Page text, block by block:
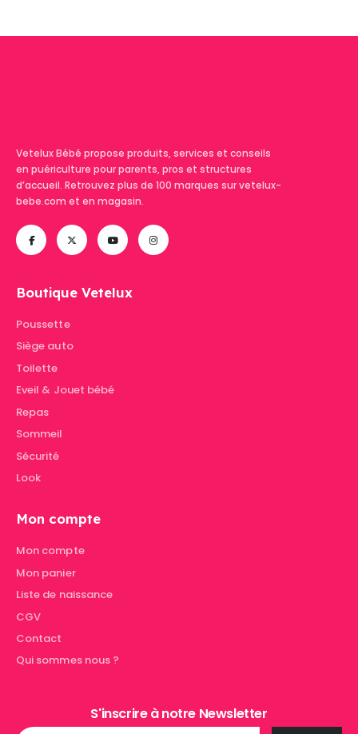
Vetelux Bébé propose produits, services et conseils
en puériculture pour parents, pros et structures
d’accueil. Retrouvez plus de 100 marques sur vetelux-
bebe.com et en magasin.
Boutique Vetelux
Poussette
Siège auto
Toilette
Eveil & Jouet bébé
Repas
Sommeil
Sécurité
Look
Mon compte
Mon compte
Mon panier
Liste de naissance
CGV
Contact
Qui sommes nous ?
S'inscrire à notre Newsletter